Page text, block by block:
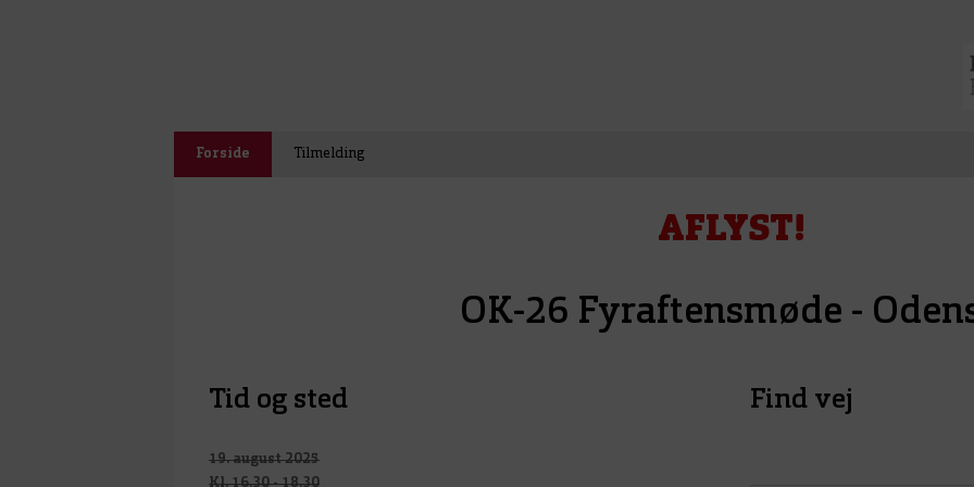
Forside Tilmelding
AFLYST!
OK-26 Fyraftensmøde -
Tid og sted
19. august 2025
Kl. 16.30 - 18.30
Find vej